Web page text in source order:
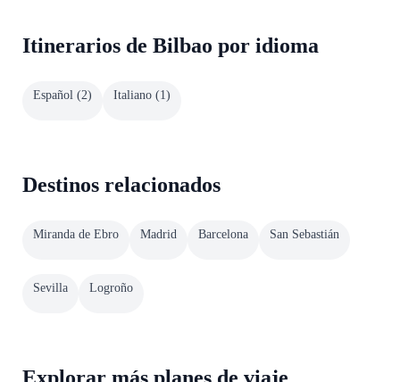
Itinerarios de Bilbao por idioma
Español (2) Italiano (1)
Destinos relacionados
Miranda de Ebro Madrid Barcelona San Sebastián
Sevilla Logroño